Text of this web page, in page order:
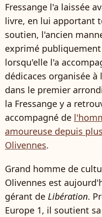
Fressange l'a laissée
livre, en lui apportant
soutien, l'ancien
exprimé
lorsqu'elle l'a
dédicaces organisée
dans le premier
la Fressange y a
accompagné de
amoureuse depuis
Olivennes.
Grand homme de
Olivennes est
gérant de Libération.
Europe 1, il soutient